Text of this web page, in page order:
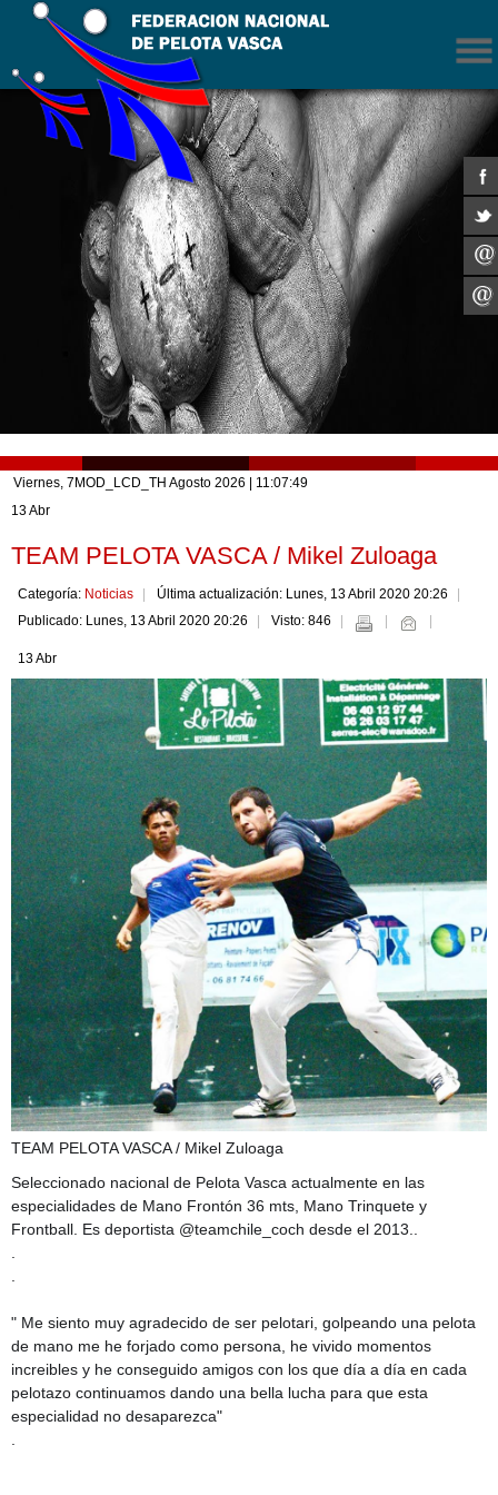
Viernes, 7MOD_LCD_TH Agosto 2026 | 11:07:49
13 Abr
TEAM PELOTA VASCA / Mikel Zuloaga
Categoría: Noticias
Última actualización: Lunes, 13 Abril 2020 20:26
Publicado: Lunes, 13 Abril 2020 20:26
Visto: 846
13 Abr
TEAM PELOTA VASCA / Mikel Zuloaga
Seleccionado nacional de Pelota Vasca actualmente en las
especialidades de Mano Frontón 36 mts, Mano Trinquete y
Frontball. Es deportista @teamchile_coch desde el 2013..
.
.
" Me siento muy agradecido de ser pelotari, golpeando una pelota
de mano me he forjado como persona, he vivido momentos
increibles y he conseguido amigos con los que día a día en cada
pelotazo continuamos dando una bella lucha para que esta
especialidad no desaparezca"
.